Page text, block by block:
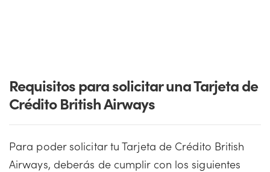
Requisitos para solicitar una Tarjeta de
Crédito British Airways
Para poder solicitar tu Tarjeta de Crédito British
Airways, deberás de cumplir con los siguientes